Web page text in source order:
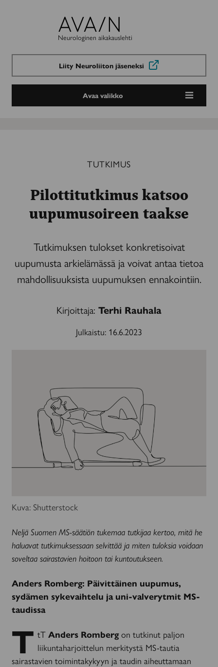
Avain-
lehti
Neurologinen aikakauslehti
Liity Neuroliiton jäseneksi
Avaa valikko
TUTKIMUS
Pilottitutkimus katsoo
uupumusoireen taakse
Tutkimuksen tulokset konkretisoivat
uupumusta arkielämässä ja voivat antaa tietoa
mahdollisuuksista uupumuksen ennakointiin.
Kirjoittaja: Terhi Rauhala
Julkaistu: 16.6.2023
Kuva: Shutterstock
Neljä Suomen MS-säätiön tukemaa tutkijaa kertoo, mitä he
haluavat tutkimuksessaan selvittää ja miten tuloksia voidaan
soveltaa sairastavien hoitoon tai kuntoutukseen.
Anders Romberg: Päivittäinen uupumus,
sydämen sykevaihtelu ja uni-valverytmit MS-
taudissa
T tT Anders Rombergon tutkinut paljon
liikuntaharjoittelun merkitystä MS-tautia
sairastavien toimintakykyyn ja taudin aiheuttamaan